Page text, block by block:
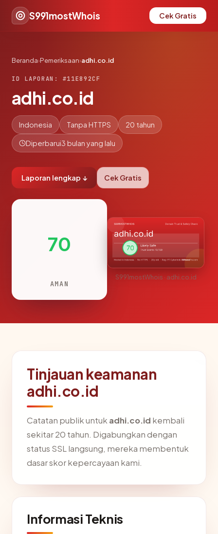
S991mostWhois Cek Gratis
Beranda›Pemeriksaan›adhi.co.id
ID LAPORAN: #11E892CF
adhi.co.id
Indonesia Tanpa HTTPS 20 tahun
Diperbarui3 bulan yang lalu
Laporan lengkap ↓ Cek Gratis
70
AMAN
S991mostWhois · adhi.co.id
Tinjauan keamanan
adhi.co.id
Catatan publik untuk adhi.co.id kembali
sekitar 20 tahun. Digabungkan dengan
status SSL langsung, mereka membentuk
dasar skor kepercayaan kami.
Informasi Teknis